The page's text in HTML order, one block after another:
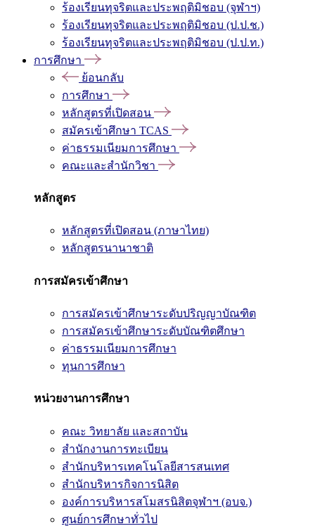
ร้องเรียนทุจริตและประพฤติมิชอบ (จุฬาฯ)
ร้องเรียนทุจริตและประพฤติมิชอบ (ป.ป.ช.)
ร้องเรียนทุจริตและประพฤติมิชอบ (ป.ป.ท.)
การศึกษา
ย้อนกลับ
การศึกษา
หลักสูตรที่เปิดสอน
สมัครเข้าศึกษา TCAS
ค่าธรรมเนียมการศึกษา
คณะและสำนักวิชา
หลักสูตร
หลักสูตรที่เปิดสอน (ภาษาไทย)
หลักสูตรนานาชาติ
การสมัครเข้าศึกษา
การสมัครเข้าศึกษาระดับปริญญาบัณฑิต
การสมัครเข้าศึกษาระดับบัณฑิตศึกษา
ค่าธรรมเนียมการศึกษา
ทุนการศึกษา
หน่วยงานการศึกษา
คณะ วิทยาลัย และสถาบัน
สำนักงานการทะเบียน
สำนักบริหารเทคโนโลยีสารสนเทศ
สำนักบริหารกิจการนิสิต
องค์การบริหารสโมสรนิสิตจุฬาฯ (อบจ.)
ศูนย์การศึกษาทั่วไป